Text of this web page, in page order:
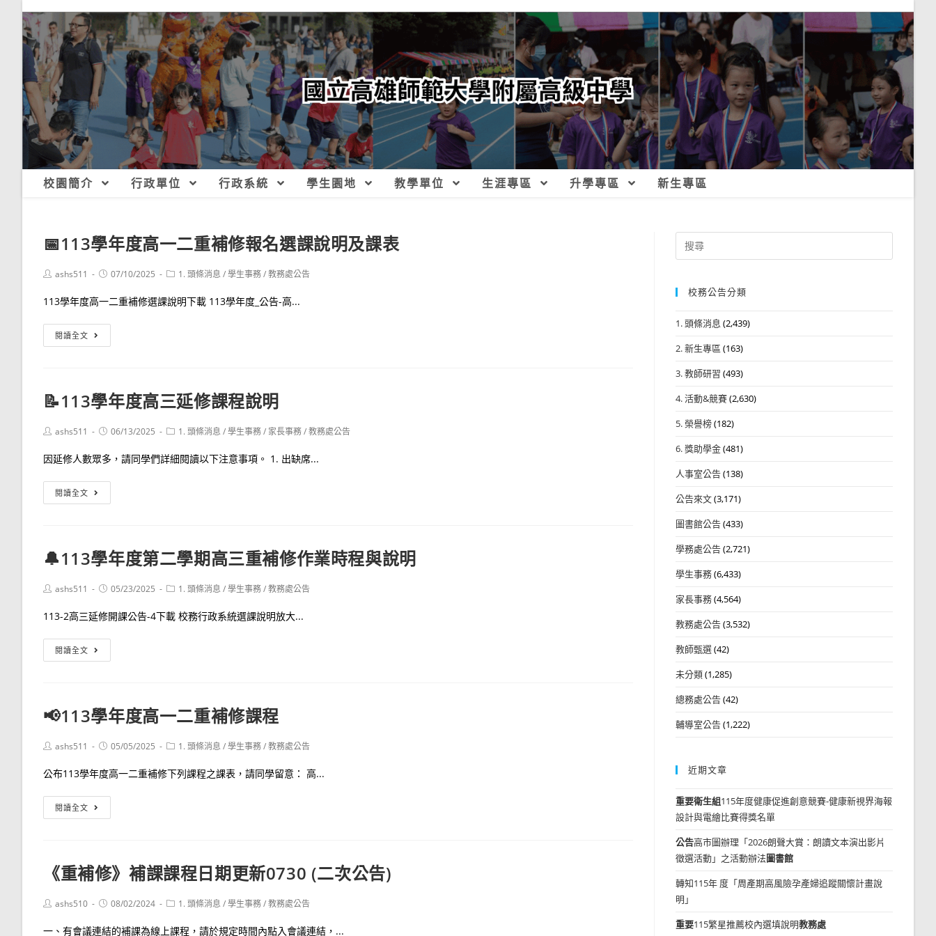
校園簡介 行政單位 行政系統 學生園地 教學單位 生涯專區 升學專區 新生專區
📅113學年度高一二重補修報名選課說明及課表
Postashs511
Post07/10/2025
Post1. 頭條消息 /學生事務/教務處公告
113學年度高一二重補修選課說明下載 113學年度_公告-高...
閱讀全文
113
度
一
修
選
說
明
表
📝113學年度高三延修課程說明
Postashs511
Post06/13/2025
Post1. 頭條消息 /學生事務/ 家長事務/教務處公告
因延修人數眾多，請同學們詳細閱讀以下注意事項。 1. 出缺席...
閱讀全文
113
度
三
延
程
🔔113學年度第二學期高三重補修作業時程與說明
Postashs511
Post05/23/2025
Post1. 頭條消息 /學生事務/教務處公告
113-2高三延修開課公告-4下載 校務行政系統選課說明放大...
閱讀全文
113
度
二
學
三
修
業
時
📢113學年度高一二重補修課程
Postashs511
Post05/05/2025
Post1. 頭條消息 /學生事務/教務處公告
公布113學年度高一二重補修下列課程之課表，請同學留意： 高...
閱讀全文
113
度
一
二
《重補修》補課課程日期更新0730 (二次公告)
Postashs510
Post08/02/2024
Post1. 頭條消息 /學生事務/教務處公告
一、有會議連結的補課為線上課程，請於規定時間內點入會議連結，...
Search
for:
校務公告分類
1. 頭條消息 (2,439)
2. 新生專區 (163)
3. 教師研習 (493)
4. 活動&競賽(2,630)
5. 榮譽榜(182)
6. 獎助學金(481)
人事室公告(138)
公告來文(3,171)
圖書館公告(433)
學務處公告(2,721)
學生事務(6,433)
家長事務(4,564)
教務處公告(3,532)
教師甄選(42)
未分類(1,285)
總務處公告(42)
輔導室公告(1,222)
近期文章
重要衛生組115年度健康促進創意競賽-健康新視界海報
設計與電繪比賽得獎名單
公告高市圖辦理「2026朗聲大賞：朗讀文本演出影片
徵選活動」之活動辦法圖書館
轉知115年 度「周產期高風險孕產婦追蹤關懷計畫說
明」
重要115繁星推薦校內選填說明教務處